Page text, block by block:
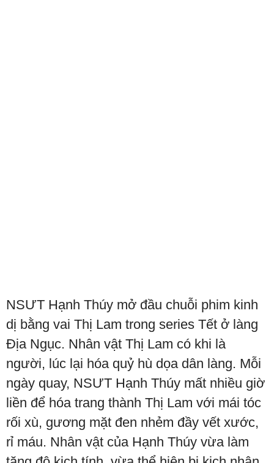
NSƯT Hạnh Thúy mở đầu chuỗi phim kinh
dị bằng vai Thị Lam trong series Tết ở làng
Địa Ngục. Nhân vật Thị Lam có khi là
người, lúc lại hóa quỷ hù dọa dân làng. Mỗi
ngày quay, NSƯT Hạnh Thúy mất nhiều giờ
liền để hóa trang thành Thị Lam với mái tóc
rối xù, gương mặt đen nhẻm đầy vết xước,
rỉ máu. Nhân vật của Hạnh Thúy vừa làm